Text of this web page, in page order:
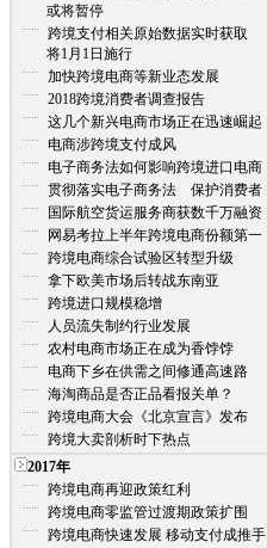
或将暂停
跨境支付相关原始数据实时获取
将1月1日施行
加快跨境电商等新业态发展
2018跨境消费者调查报告
这几个新兴电商市场正在迅速崛起
电商涉跨境支付成风
电子商务法如何影响跨境进口电商
贯彻落实电子商务法 保护消费者
国际航空货运服务商获数千万融资
网易考拉上半年跨境电商份额第一
跨境电商综合试验区转型升级
拿下欧美市场后转战东南亚
跨境进口规模稳增
人员流失制约行业发展
农村电商市场正在成为香饽饽
电商下乡在供需之间修通高速路
海淘商品是否正品看报关单？
跨境电商大会《北京宣言》发布
跨境大卖剖析时下热点
2017年
跨境电商再迎政策红利
跨境电商零监管过渡期政策扩围
跨境电商快速发展 移动支付成推手